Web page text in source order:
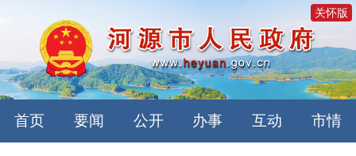
关怀版
首页 要闻 公开 办事 互动 市情